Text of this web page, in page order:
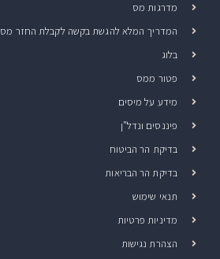
מדרגות מס
המדריך המלא להגשת בקשה לקבלת החזר מס
בלוג
פטור ממס
מידע על מיסים
פיננסים ונדל"ן
בדיקת הר הביטוח
בדיקת הר הבריאות
תנאי שימוש
מדיניות פרטיות
הצהרת נגישות